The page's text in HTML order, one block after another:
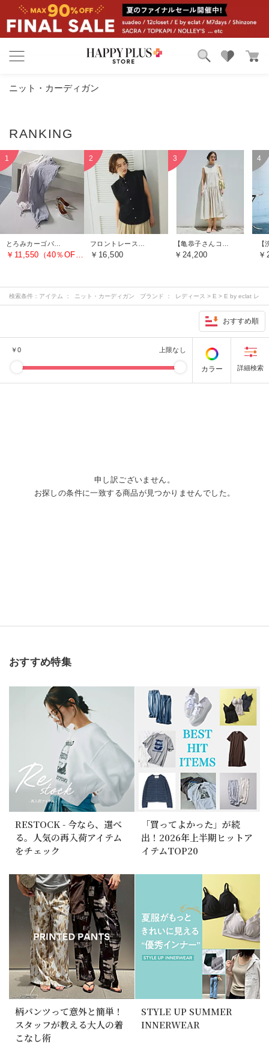
カテゴリ
お気に入り
ニット・カーディガン
￥11,550（40％OFF） ￥16,500 ￥24,200
検索条件： アイテム ： ニット・カーディガン ブランド ： レディース > E > E by eclat レ
おすすめ順
￥0 上限なし
カラー
申し訳ございません。
お探しの条件に一致する商品が見つかりませんでした。
おすすめ特集
RESTOCK - 今なら、選べ
る。人気の再入荷アイテム
をチェック
「買ってよかった」が続
出！2026年上半期ヒットア
イテムTOP20
柄パンツって意外と簡単！
スタッフが教える大人の着
こなし術
STYLE UP SUMMER
INNERWEAR